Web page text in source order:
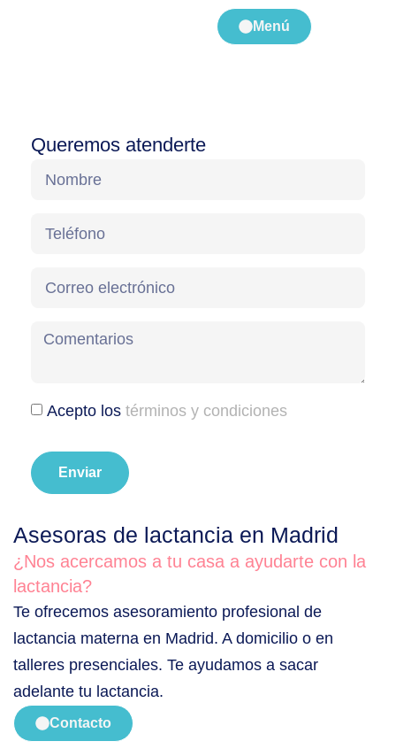
Menú
Asesoras de lactancia en Madrid
¿Nos acercamos a tu casa a ayudarte con la
lactancia?
Te ofrecemos asesoramiento profesional de
lactancia materna en Madrid. A domicilio o en
talleres presenciales. Te ayudamos a sacar
adelante tu lactancia.
Contacto
Queremos atenderte
Acepto los términos y condiciones
Enviar